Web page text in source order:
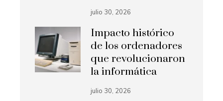
julio 30, 2026
Impacto histórico
de los ordenadores
que revolucionaron
la informática
julio 30, 2026